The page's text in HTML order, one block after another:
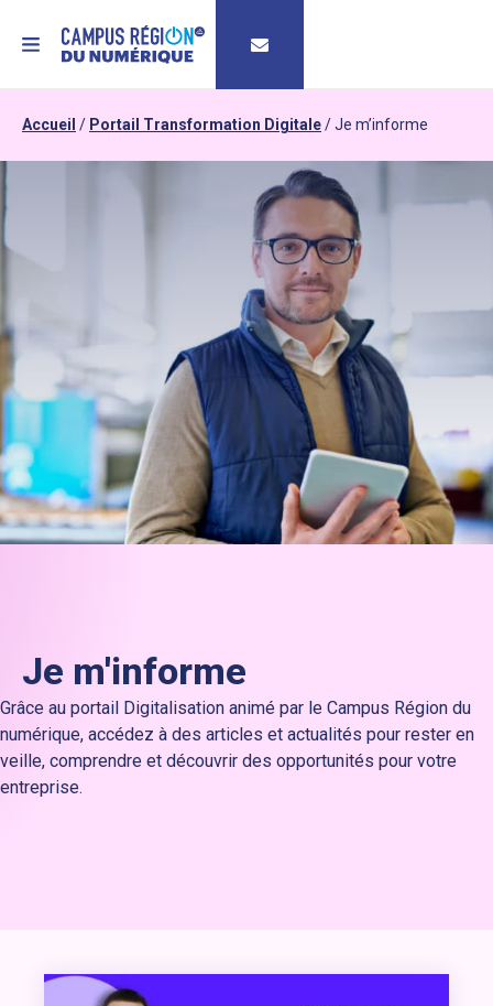
MENU
Accueil / Portail Transformation Digitale/Je m’informe
Je m'informe
Grâce au portail Digitalisation animé par le Campus Région du
numérique, accédez à des articles et actualités pour rester en
veille, comprendre et découvrir des opportunités pour votre
entreprise.
Lien vers l’article : Créer une automatisation avec Make